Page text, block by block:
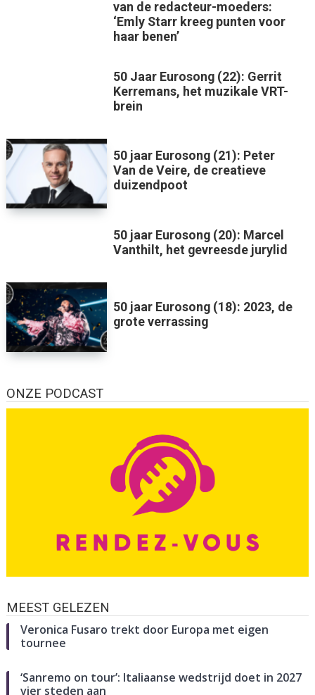
van de redacteur-moeders:
‘Emly Starr kreeg punten voor
haar benen’
50 Jaar Eurosong (22): Gerrit
Kerremans, het muzikale VRT-
brein
50 jaar Eurosong (21): Peter
Van de Veire, de creatieve
duizendpoot
50 jaar Eurosong (20): Marcel
Vanthilt, het gevreesde jurylid
50 jaar Eurosong (18): 2023, de
grote verrassing
ONZE PODCAST
MEEST GELEZEN
Veronica Fusaro trekt door Europa met eigen
tournee
‘Sanremo on tour’: Italiaanse wedstrijd doet in 2027
vier steden aan